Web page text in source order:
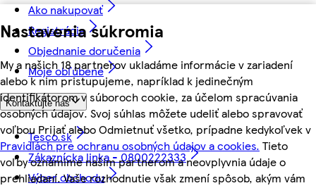
Nastavenia súkromia
My a našich 18 partnerov ukladáme informácie v zariadení
alebo k nim pristupujeme, napríklad k jedinečným
identifikátorom v súboroch cookie, za účelom spracúvania
osobných údajov. Svoj súhlas môžete udeliť alebo spravovať
voľbou Prijať alebo Odmietnuť všetko, prípadne kedykoľvek v
Pravidlách pre ochranu osobných údajov a cookies. Tieto
voľby oznámime našim partnerom a neovplyvnia údaje o
prehliadaní. Vaše rozhodnutie však zmení spôsob, akým vám
Ako nakupovať
Registrácia
Objednanie doručenia
Moje obľúbené
Kontaktujte nás
Tesco.sk
Zákaznícka linka - 0800222333
Výber obchodu